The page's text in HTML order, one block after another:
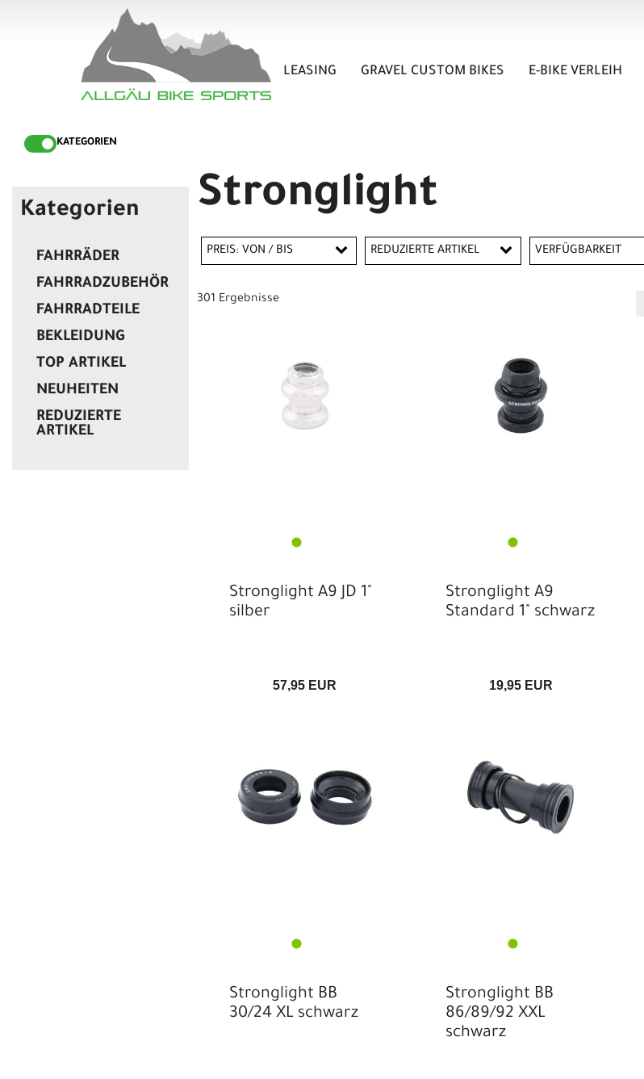
LEASING GRAVEL CUSTOM BIKES E-BIKE VERLEIH
KATEGORIEN
Kategorien
FAHRRÄDER
FAHRRADZUBEHÖR
FAHRRADTEILE
BEKLEIDUNG
TOP ARTIKEL
NEUHEITEN
REDUZIERTE
ARTIKEL
Stronglight
PREIS: VON / BIS REDUZIERTE ARTIKEL VERFÜGBARKEIT
301 Ergebnisse
Stronglight A9 JD 1"
silber
57,95 EUR
Stronglight A9
Standard 1" schwarz
19,95 EUR
Stronglight BB
30/24 XL schwarz
Stronglight BB
86/89/92 XXL
schwarz